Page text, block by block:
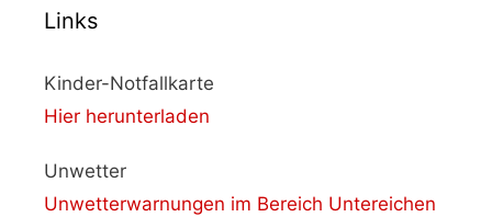
Links
Kinder-Notfallkarte
Hier herunterladen
Unwetter
Unwetterwarnungen im Bereich Untereichen